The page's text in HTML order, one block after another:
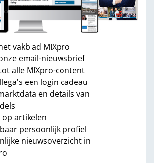
vakblad MIXpro
email-nieuwsbrief
alle MIXpro-content
een login cadeau
en details van
op artikelen
persoonlijk profiel
nieuwsoverzicht in